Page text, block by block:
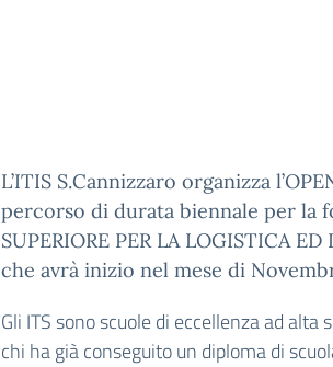
L’ITIS S.Cannizzaro organizza
percorso di durata biennale per la
SUPERIORE PER LA LOGISTICA
che avrà inizio nel mese di
Gli ITS sono scuole di eccellenza ad
chi ha già conseguito un diploma di